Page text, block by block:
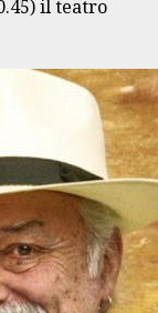
il teatro